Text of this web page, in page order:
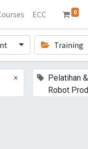
ECC 0
Training
×
Pelatihan
Robot